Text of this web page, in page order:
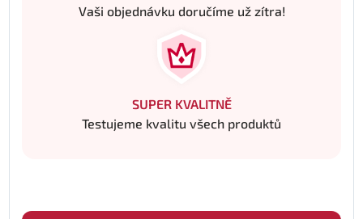
Vaši objednávku doručíme už zítra!
SUPER KVALITNĚ
Testujeme kvalitu všech produktů